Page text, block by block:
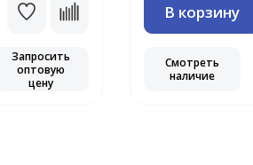
Запросить
оптовую
цену
В корзину
Смотреть
наличие